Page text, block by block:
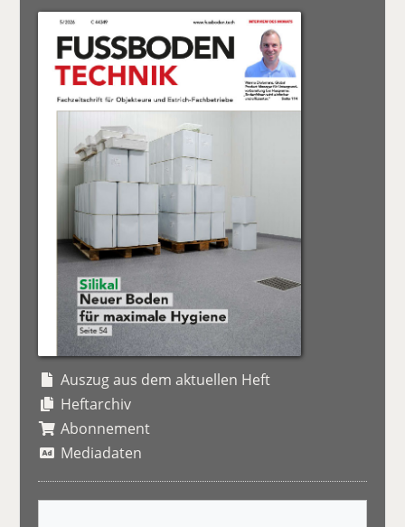
Auszug aus dem aktuellen Heft
Heftarchiv
Abonnement
Mediadaten